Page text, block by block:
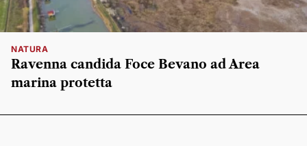
NATURA
Ravenna candida Foce Bevano ad Area
marina protetta